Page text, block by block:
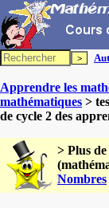
Apprendre les
mathématiques >
de cycle 2 des
> Plus
Nombres